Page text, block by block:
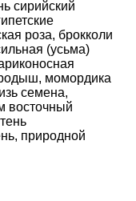
сирийский
роза, брокколи
(усьма)
момордика
семена,
восточный
природной